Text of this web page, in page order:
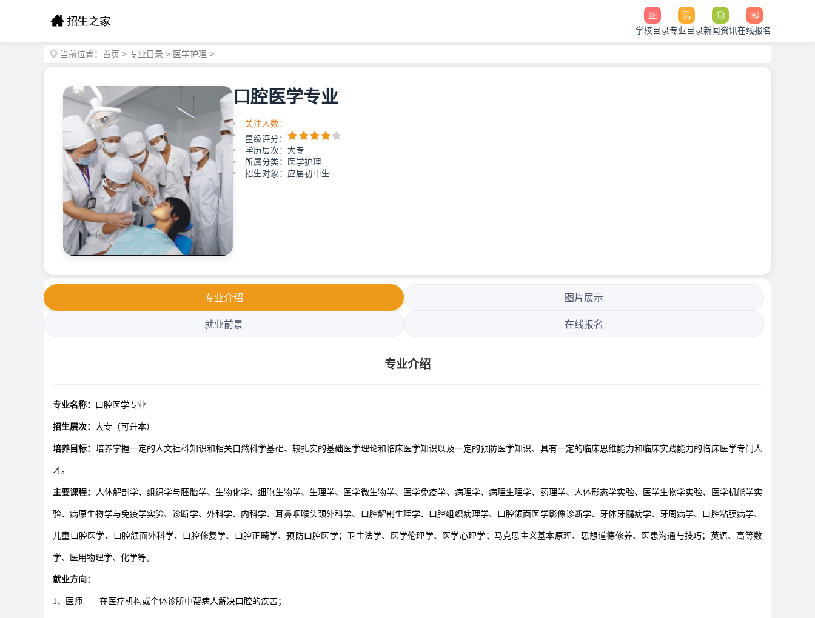
学校目录专业目录新闻资讯在线报名
当前位置： 首页 > 专业目录 > 医学护理 >
口腔医学专业
关注人数：
星级评分：
学历层次：大专
所属分类：医学护理
招生对象：应届初中生
专业介绍 图片展示
就业前景 在线报名
专业介绍
专业名称： 口腔医学专业
招生层次： 大专（可升本）
培养目标： 培养掌握一定的人文社科知识和相关自然科学基础、较扎实的基础医学理论和临床医学知识以及一定的预防医学知识、具有一定的临床思维能力和临床实践能力的临床医学专门人
才。
主要课程： 人体解剖学、组织学与胚胎学、生物化学、细胞生物学、生理学、医学微生物学、医学免疫学、病理学、病理生理学、药理学、人体形态学实验、医学生物学实验、医学机能学实
验、病原生物学与免疫学实验、诊断学、外科学、内科学、耳鼻咽喉头颈外科学、口腔解剖生理学、口腔组织病理学、口腔颌面医学影像诊断学、牙体牙髓病学、牙周病学、口腔粘膜病学、
儿童口腔医学、口腔颌面外科学、口腔修复学、口腔正畸学、预防口腔医学；卫生法学、医学伦理学、医学心理学；马克思主义基本原理、思想道德修养、医患沟通与技巧；英语、高等数
学、医用物理学、化学等。
就业方向：
1、医师——在医疗机构或个体诊所中帮病人解决口腔的疾苦；